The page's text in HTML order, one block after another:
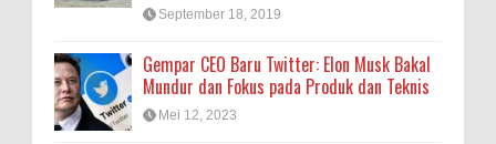
September 18, 2019
Gempar CEO Baru Twitter: Elon Musk Bakal
Mundur dan Fokus pada Produk dan Teknis
Mei 12, 2023